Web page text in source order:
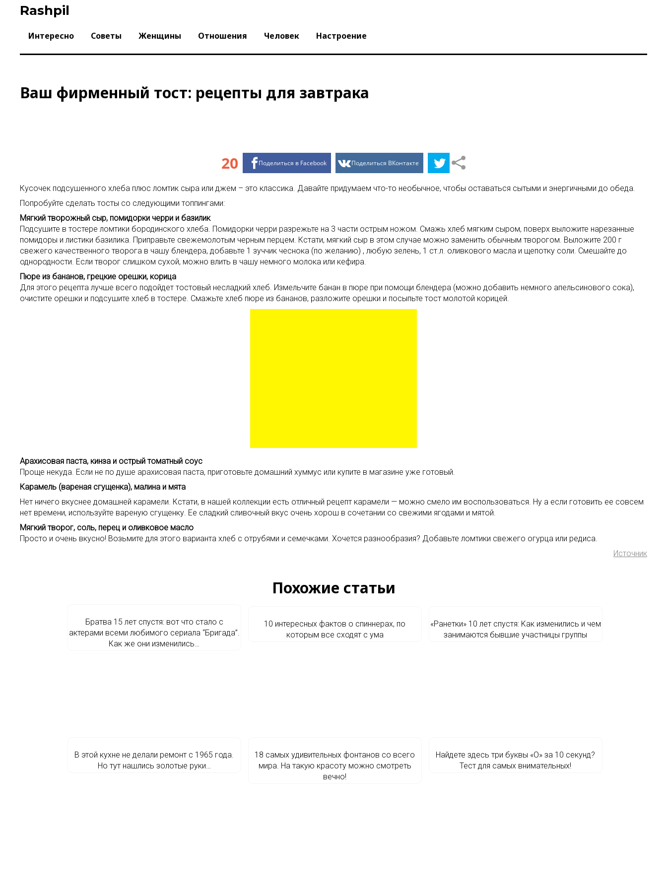
Rashpil
Интересно Советы Женщины Отношения Человек Настроение
Ваш фирменный тост: рецепты для завтрака
20 Поделиться в Facebook Поделиться ВКонтакте
Кусочек подсушенного хлеба плюс ломтик сыра или джем – это классика. Давайте придумаем что-то необычное, чтобы оставаться сытыми и энергичными до обеда.
Попробуйте сделать тосты со следующими топпингами:
Мягкий творожный сыр, помидорки черри и базилик
Подсушите в тостере ломтики бородинского хлеба. Помидорки черри разрежьте на 3 части острым ножом. Смажь хлеб мягким сыром, поверх выложите нарезанные
помидоры и листики базилика. Приправьте свежемолотым черным перцем. Кстати, мягкий сыр в этом случае можно заменить обычным творогом. Выложите 200 г
свежего качественного творога в чашу блендера, добавьте 1 зуччик чеснока (по желанию) , любую зелень, 1 ст.л. оливкового масла и щепотку соли. Смешайте до
однородности. Если творог слишком сухой, можно влить в чашу немного молока или кефира.
Пюре из бананов, грецкие орешки, корица
Для этого рецепта лучше всего подойдет тостовый несладкий хлеб. Измельчите банан в пюре при помощи блендера (можно добавить немного апельсинового сока),
очистите орешки и подсушите хлеб в тостере. Смажьте хлеб пюре из бананов, разложите орешки и посыпьте тост молотой корицей.
Арахисовая паста, кинза и острый томатный соус
Проще некуда. Если не по душе арахисовая паста, приготовьте домашний хуммус или купите в магазине уже готовый.
Карамель (вареная сгущенка), малина и мята
Нет ничего вкуснее домашней карамели. Кстати, в нашей коллекции есть отличный рецепт карамели — можно смело им воспользоваться. Ну а если готовить ее совсем
нет времени, используйте вареную сгущенку. Ее сладкий сливочный вкус очень хорош в сочетании со свежими ягодами и мятой.
Мягкий творог, соль, перец и оливковое масло
Просто и очень вкусно! Возьмите для этого варианта хлеб с отрубями и семечками. Хочется разнообразия? Добавьте ломтики свежего огурца или редиса.
Источник
Похожие статьи
Братва 15 лет спустя: вот что стало с
актерами всеми любимого сериала “Бригада”.
Как же они изменились…
10 интересных фактов о спиннерах, по
которым все сходят с ума
«Paнетки» 10 лет спycтя: Kaк измeнилиcь и чeм
занимаются бывшиe учacтницы гpуппы
В этой кухне не делали ремонт с 1965 года.
Но тут нашлись золотые руки…
18 самых удивительных фонтанов со всего
мира. На такую красоту можно смотреть
вечно!
Найдете здесь три буквы «О» за 10 секунд?
Тест для самых внимательных!